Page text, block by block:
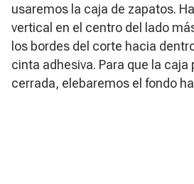
usaremos la caja de zapatos.
vertical en el centro del lado
los bordes del corte hacia
cinta adhesiva. Para que la caja
cerrada, elebaremos el fondo